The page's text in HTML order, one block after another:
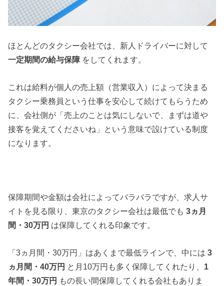
ほとんどのタクシー会社では、新人ドライバーに対して
一定期間の給与保障 をしてくれます。
これは給料が個人の売上額（営業収入）によって決まる
タクシー乗務員という仕事を安心して続けてもらうため
に、会社側が「売上のことは気にしないで、まずは道や
接客を覚えてくださいね」という意味で設けている制度
になります。
保障期間や金額は会社によってバラバラですが、求人サ
イトを見る限り、東京のタクシー会社は最低でも3ヵ月
間・30万円 は保障してくれる印象です。
「3ヵ月間・30万円」はあくまで最低ラインで、中には3
ヵ月間・40万円 と月10万円も多く保障してくれたり、 1
年間・30万円 もの長い間保障してくれる会社もありま